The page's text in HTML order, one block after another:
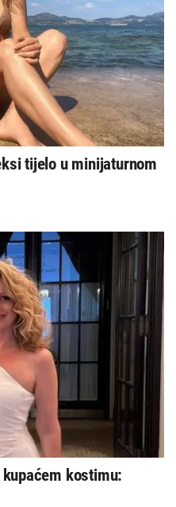
tijelo u minijaturnom
kostimu: